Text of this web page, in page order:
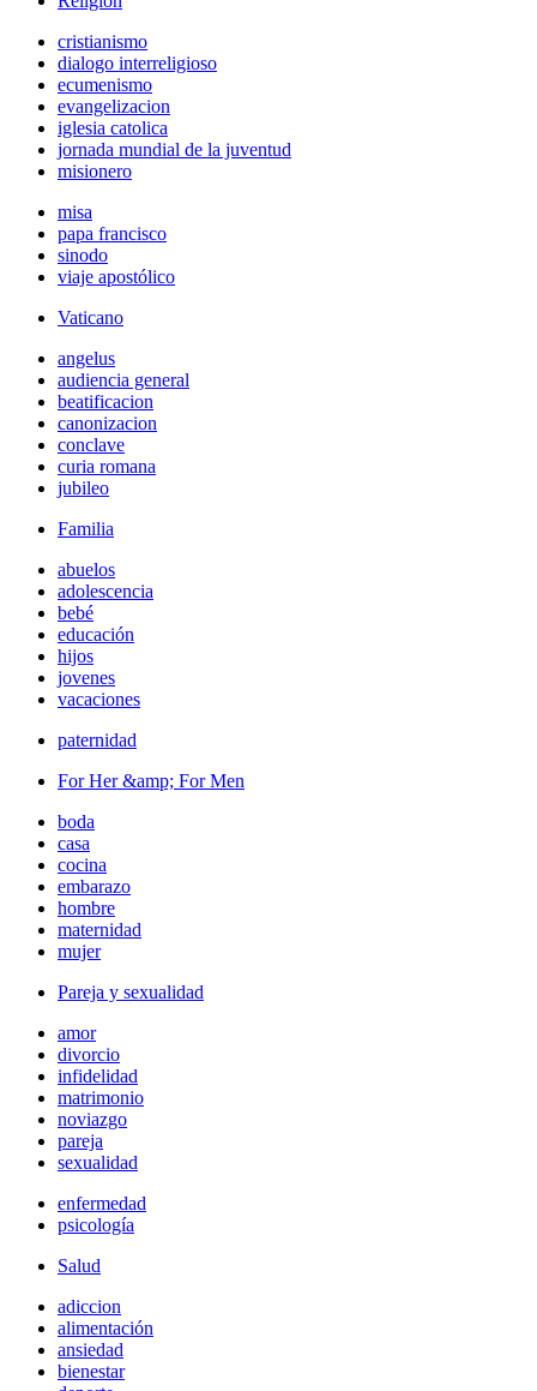
cristianismo
dialogo interreligioso
ecumenismo
evangelizacion
iglesia catolica
jornada mundial de la juventud
misionero
misa
papa francisco
sinodo
viaje apostólico
Vaticano
angelus
audiencia general
beatificacion
canonizacion
conclave
curia romana
jubileo
Familia
abuelos
adolescencia
bebé
educación
hijos
jovenes
vacaciones
paternidad
For Her &amp; For Men
boda
casa
cocina
embarazo
hombre
maternidad
mujer
Pareja y sexualidad
amor
divorcio
infidelidad
matrimonio
noviazgo
pareja
sexualidad
enfermedad
psicología
Salud
adiccion
alimentación
ansiedad
bienestar